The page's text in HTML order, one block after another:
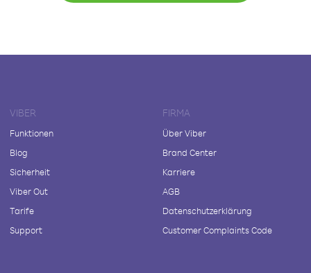
VIBER
Funktionen
Blog
Sicherheit
Viber Out
Tarife
Support
FIRMA
Über Viber
Brand Center
Karriere
AGB
Datenschutzerklärung
Customer Complaints Code